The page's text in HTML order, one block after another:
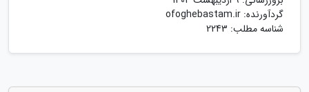
گردآورنده: ofoghebastam.ir
شناسه مطلب: 2243